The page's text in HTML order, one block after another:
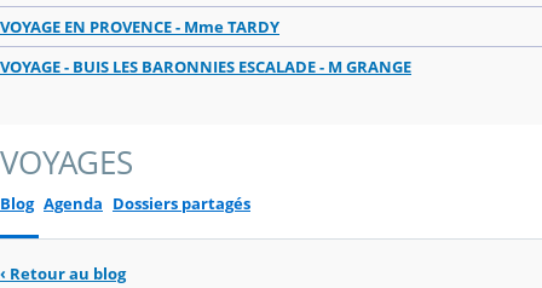
VOYAGE EN PROVENCE - Mme TARDY
VOYAGE - BUIS LES BARONNIES ESCALADE - M GRANGE
VOYAGES
Blog Agenda Dossiers partagés
‹ Retour au blog